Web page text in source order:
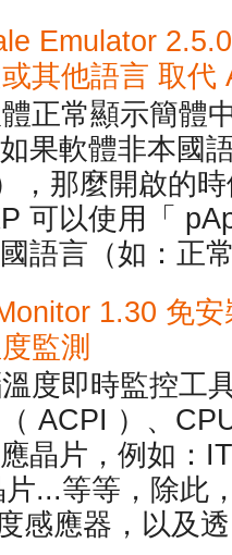
Emulator
其他語言 取代
正常顯示簡體
果軟體非本國
，那麼開啟的
可以使用「
語言（如：正
1.30 免
監測
度即時監控工
ACPI ）、
晶片，例如：
...等等，除此
感應器，以及